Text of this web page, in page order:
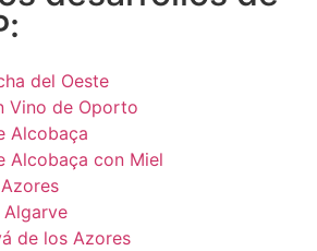
del Oeste
Vino de Oporto
Alcobaça
Alcobaça con Miel
Algarve
de los Azores